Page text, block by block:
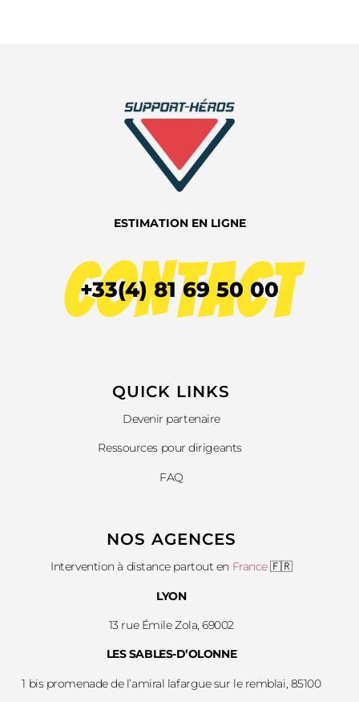
ESTIMATION EN LIGNE
+33(4) 81 69 50 00
CONTACT
QUICK LINKS​
Devenir partenaire
Ressources pour dirigeants
FAQ
NOS AGENCES
Intervention à distance partout en France🇫🇷
LYON
13 rue Émile Zola, 69002
LES SABLES-D’OLONNE
1 bis promenade de l’amiral lafargue sur le remblai, 85100